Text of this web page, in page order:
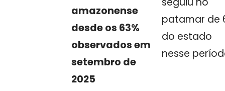
amazonense
desde os 63%
observados em
setembro de
2025
patamar de
do estado
nesse